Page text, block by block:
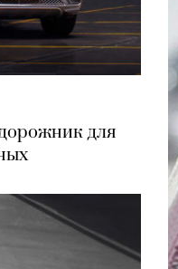
для